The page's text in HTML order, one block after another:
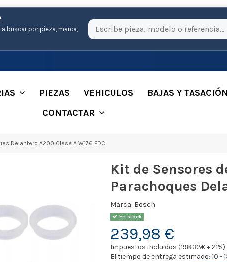
buscar por pieza, marca,
PIEZAS VEHICULOS
BAJAS Y TASACIÓN
CONTACTAR
Delantero A200 Clase A W176 PDC
Kit de Sensores
Parachoques
Marca: Bosch
En stock
239,98 €
Impuestos incluidos (198.33€ + 21%)
El tiempo de entrega estimado: 10 -